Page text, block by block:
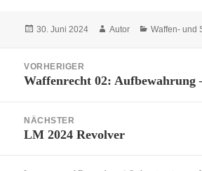
Veröffentlicht
30. Juni 2024 Autor
Autor Kategorien
Waffen- und
VORHERIGER
Vorheriger
Waffenrecht 02: Aufbewahrung
NÄCHSTER
Nächster
LM 2024 Revolver